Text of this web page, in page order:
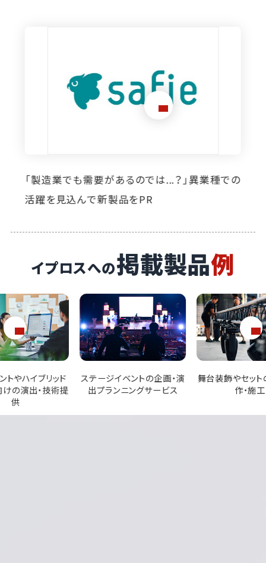
想定外のニーズ発掘に寄与。イプロス掲載によ
り自社製品の活躍の場が広がっています
イプロスへの掲載製品例
ベントの企画・演
ニングサービス
舞台装飾やセットの設計・制
作・施工
企業イベントや
テージ演出